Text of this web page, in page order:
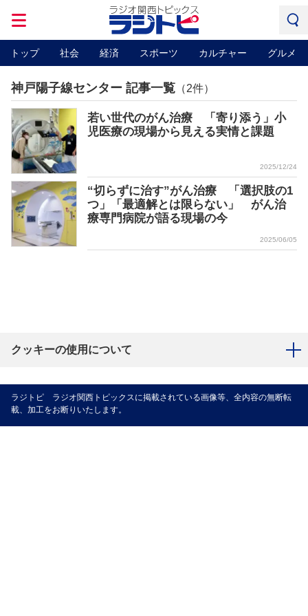
トップ 社会 経済 スポーツ カルチャー グルメ
神戸陽子線センター 記事一覧 （2件）
若い世代のがん治療 「寄り添う」小
児医療の現場から見える実情と課題
2025/12/24
“切らずに治す”がん治療 「選択肢の1
つ」「最適解とは限らない」 がん治
療専門病院が語る現場の今
2025/06/05
クッキーの使用について
ラジトピ ラジオ関西トピックスに掲載されている画像等、全内容の無断転
載、加工をお断りいたします。